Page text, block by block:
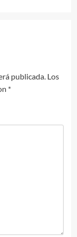
publicada. Los
*